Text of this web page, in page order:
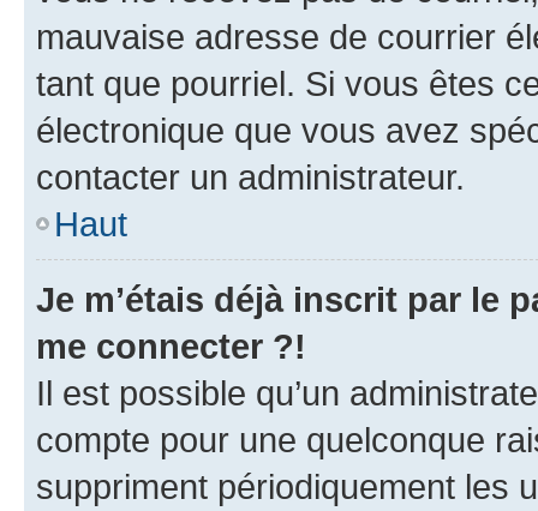
mauvaise adresse de courrier
tant que pourriel. Si vous êtes
électronique que vous avez
contacter un administrateur.
Haut
Je m’étais déjà inscrit par le
me connecter ?!
Il est possible qu’un
compte pour une quelconque
suppriment périodiquement les